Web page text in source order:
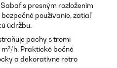
s presným rozložením
používanie, zatiaľ
údržbu.
pachy s tromi
h. Praktické bočné
a dekoratívne retro